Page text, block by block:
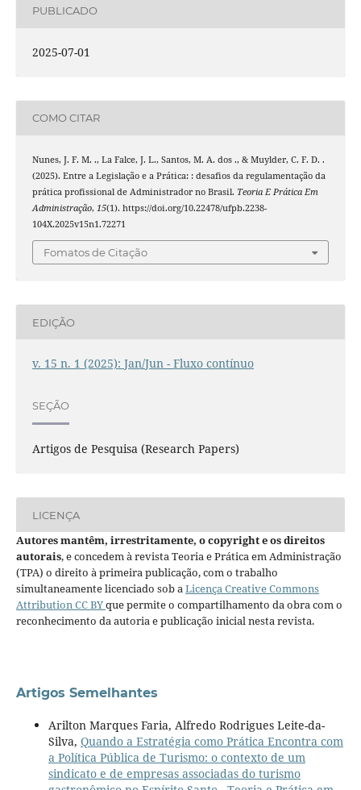
PUBLICADO
2025-07-01
COMO CITAR
Nunes, J. F. M. ., La Falce, J. L., Santos, M. A. dos ., & Muylder, C. F. D. .
(2025). Entre a Legislação e a Prática: : desafios da regulamentação da
prática profissional de Administrador no Brasil. Teoria E Prática Em
Administração, 15(1). https://doi.org/10.22478/ufpb.2238-
104X.2025v15n1.72271
Fomatos de Citação
EDIÇÃO
v. 15 n. 1 (2025): Jan/Jun - Fluxo contínuo
SEÇÃO
Artigos de Pesquisa (Research Papers)
LICENÇA
Autores mantêm, irrestritamente, o copyright e os direitos
autorais, e concedem à revista Teoria e Prática em Administração
(TPA) o direito à primeira publicação, com o trabalho
simultaneamente licenciado sob aLicença Creative Commons
Attribution CC BYque permite o compartilhamento da obra com o
reconhecimento da autoria e publicação inicial nesta revista.
Artigos Semelhantes
Arilton Marques Faria, Alfredo Rodrigues Leite-da-
Silva, Quando a Estratégia como Prática Encontra com
a Política Pública de Turismo: o contexto de um
sindicato e de empresas associadas do turismo